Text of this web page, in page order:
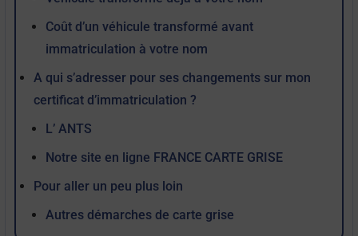
Coût d’un véhicule transformé avant
immatriculation à votre nom
A qui s’adresser pour ses changements sur mon
certificat d’immatriculation ?
L’ ANTS
Notre site en ligne FRANCE CARTE GRISE
Pour aller un peu plus loin
Autres démarches de carte grise